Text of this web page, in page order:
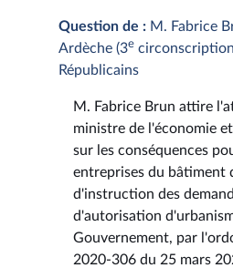
Question de : M. Fabrice
Ardèche (3e
Républicains
M. Fabrice Brun attire
ministre de l'économie
sur les conséquences
entreprises du bâtiment
d'instruction des
d'autorisation
Gouvernement, par
2020-306 du 25 mars